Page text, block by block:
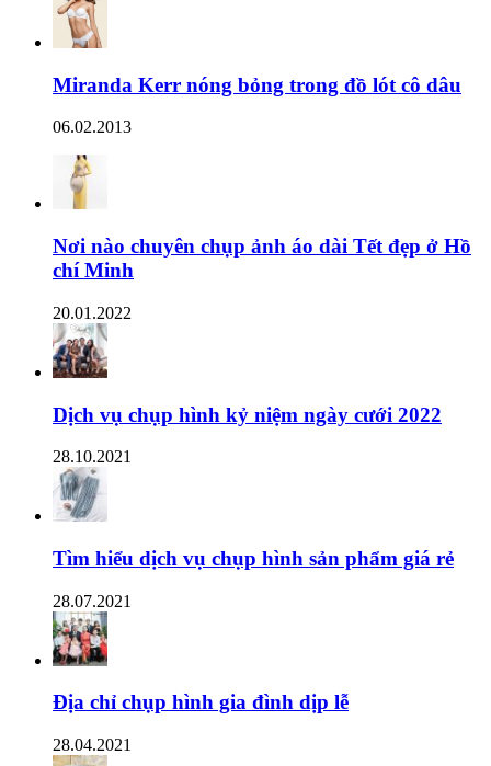
Miranda Kerr nóng bỏng trong đồ lót cô dâu
06.02.2013
Nơi nào chuyên chụp ảnh áo dài Tết đẹp ở Hồ
chí Minh
20.01.2022
Dịch vụ chụp hình kỷ niệm ngày cưới 2022
28.10.2021
Tìm hiểu dịch vụ chụp hình sản phẩm giá rẻ
28.07.2021
Địa chỉ chụp hình gia đình dịp lễ
28.04.2021